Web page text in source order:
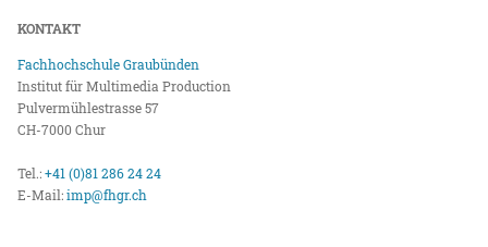
KONTAKT
Fachhochschule Graubünden
Institut für Multimedia Production
Pulvermühlestrasse 57
CH-7000 Chur
Tel.:+41 (0)81 286 24 24
E-Mail:imp@fhgr.ch